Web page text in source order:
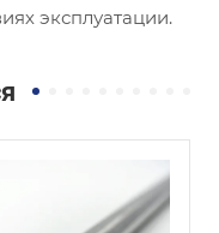
эксплуатации.
Сплав / Марка стали